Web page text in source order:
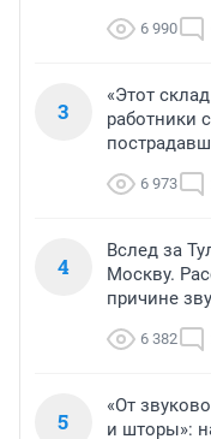
6 990
3
«Этот
работники
6 973
4
Вслед за
Москву.
причине
6 382
5
«От
и шторы»: